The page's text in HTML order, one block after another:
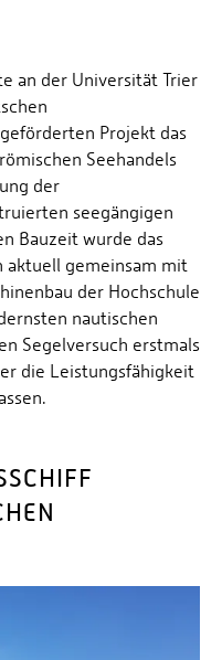
an der Universität Trier
Projekt das
Seehandels
der
seegängigen
Bauzeit wurde das
aktuell gemeinsam mit
der Hochschule
nautischen
Segelversuch erstmals
die Leistungsfähigkeit